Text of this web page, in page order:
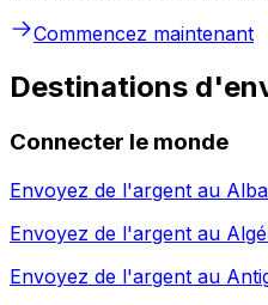
Commencez maintenant
Destinations
Connecter le monde
Envoyez de l'argent au
Envoyez de l'argent au
Envoyez de l'argent au